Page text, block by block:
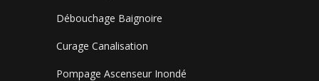
Débouchage Baignoire
Curage Canalisation
Pompage Ascenseur Inondé